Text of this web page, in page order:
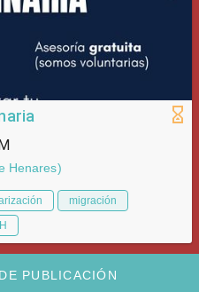
Henares)
migración
PUBLICACIÓN